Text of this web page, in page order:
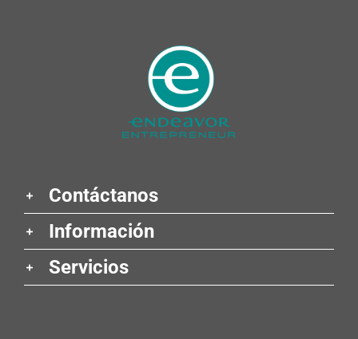
Contáctanos
Información
Servicios